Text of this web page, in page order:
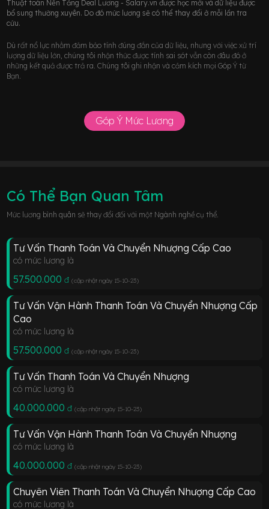
Thuật toán Nền Tảng Deal Lương - Salary.vn được học mới và dữ liệu được
bổ sung thường xuyên. Do đó mức lương sẽ có thể thay đổi ở mỗi lần tra
cứu.
Dù rất nổ lực nhằm đảm bảo tính đúng đắn của dữ liệu, nhưng với việc xử trí
lượng dữ liệu lớn, chúng tôi nhận thức được tính sai sót vẫn còn đâu đó ở
những kết quả được trả ra. Chúng tôi ghi nhận và cảm kích mọi Góp Ý từ
Bạn.
Góp Ý Mức Lương
Có Thể Bạn Quan Tâm
Mức lương bình quân sẽ thay đổi đối với một Ngành nghề cụ thể.
Tư Vấn Thanh Toán Và Chuyển Nhượng Cấp Cao
có mức lương là
57.500.000 đ (cập nhật ngày 15-10-23)
Tư Vấn Vận Hành Thanh Toán Và Chuyển Nhượng Cấp
Cao
có mức lương là
57.500.000 đ (cập nhật ngày 15-10-23)
Tư Vấn Thanh Toán Và Chuyển Nhượng
có mức lương là
40.000.000 đ (cập nhật ngày 15-10-23)
Tư Vấn Vận Hành Thanh Toán Và Chuyển Nhượng
có mức lương là
40.000.000 đ (cập nhật ngày 15-10-23)
Chuyên Viên Thanh Toán Và Chuyển Nhượng Cấp Cao
có mức lương là